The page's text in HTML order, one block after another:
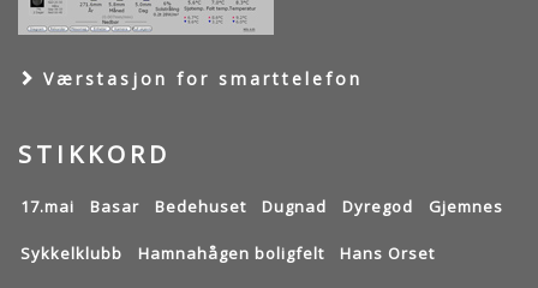
Værstasjon for smarttelefon
STIKKORD
17.mai Basar Bedehuset Dugnad Dyregod Gjemnes
Sykkelklubb Hamnahågen boligfelt Hans Orset